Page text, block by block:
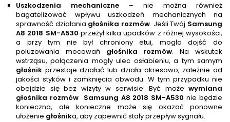
Uszkodzenia mechaniczne – nie można również
bagatelizować wpływu uszkodzeń mechanicznych na
sprawność działania głośnika rozmów. Jeśli Twój Samsung
A8 2018 SM-A530 przeżył kilka upadków z różnej wysokości,
a przy tym nie był chroniony etui, mogło dojść do
poluzowania mocowań głośnika rozmów. Na wskutek
wstrząsu, połączenia mogły ulec osłabieniu, a tym samym
głośnik przestaje działać lub działa okresowo, zależnie od
jakości styków i zamknięcia obwodu. W tym przypadku nie
obejdzie się bez wizyty w serwisie. Być może wymiana
głośnika rozmów Samsung A8 2018 SM-A530 nie będzie
konieczna, ale konieczne może się okazać ponowne
ułożenie głośnika, aby zapewnić stały przepływ sygnału.